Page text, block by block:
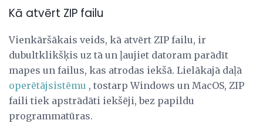
Kā atvērt ZIP failu
Vienkāršākais veids, kā atvērt ZIP failu, ir
dubultklikšķis uz tā un ļaujiet datoram parādīt
mapes un failus, kas atrodas iekšā. Lielākajā daļā
operētājsistēmu , tostarp Windows un MacOS, ZIP
faili tiek apstrādāti iekšēji, bez papildu
programmatūras.